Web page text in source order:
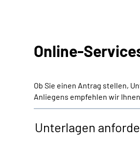
Online-
Ob Sie einen Antrag stellen,
Anliegens empfehlen wir
Unterlagen